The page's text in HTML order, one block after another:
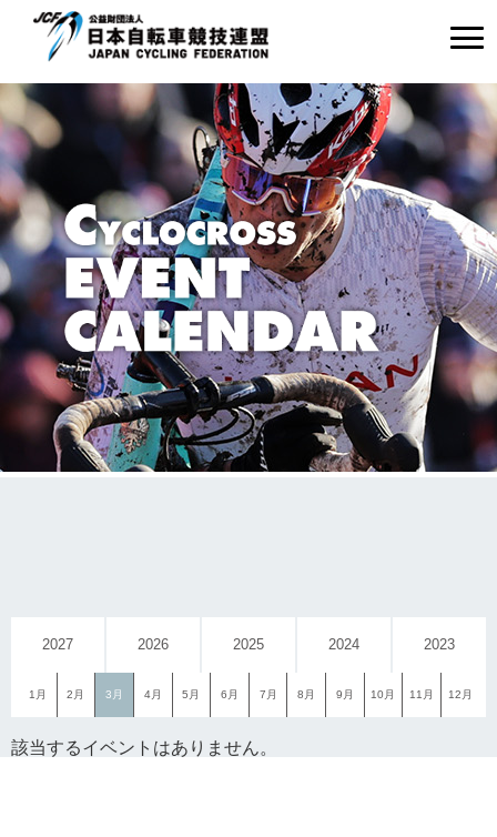
2027 2026 2025 2024 2023
1月 2月 3月 4月 5月 6月 7月 8月 9月 10月 11月 12月
該当するイベントはありません。